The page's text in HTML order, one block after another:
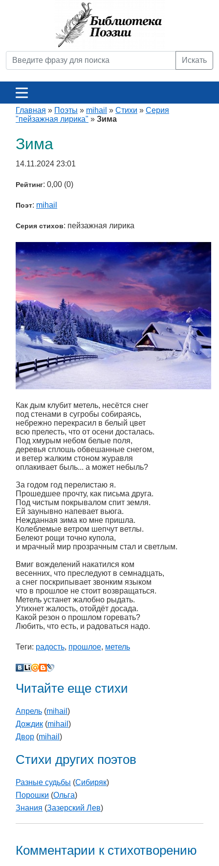
Искать
Главная » Поэты » mihail » Стихи » Серия
"пейзажная лирика" » Зима
Зима
14.11.2024 23:01
Рейтинг: 0,00 (0)
Поэт: mihail
Серия стихов: пейзажная лирика
­Как дым клубит метель, несётся снег
под стенами в сугробы собираясь,
небрежно перекрасил в белый цвет
всю прелесть, что от осени досталась.
Под хмурым небом белые поля,
деревья сплошь обвешанные снегом,
и ветер жалким стоном журавля
оплакивает быль... а может небыль?
За годом год перелистаю я.
Прошедшее прочту, как письма друга.
Под чистым покрывалом спит земля.
Ей заунывно напевает вьюга.
Нежданная зима ко мне пришла.
Колеблемые ветром шепчут ветлы.
Белеют рощи точно купола,
и мрачный мир прозрачным стал и светлым.
Вмиг вожделений накатился ком
весенних, что преследуют в семнадцать,
а снег поскрипывает звонким языком
что в прошлое не стоит возвращаться.
Метель устанет жалобно рыдать.
Утихнет жалость, отойдёт досада.
Какой резон о прошлом горевать?
Любить, что есть, и радоваться надо.
Теги: радость, прошлое, метель
Читайте еще стихи
Апрель (mihail )
Дождик (mihail )
Двор (mihail )
Стихи других поэтов
Разные судьбы (Cибиряк)
Порошки (Ольга)
Знания (Зазерский Лев)
Комментарии к стихотворению